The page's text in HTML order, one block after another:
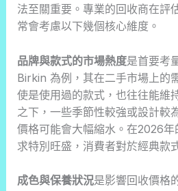
法至關重要。專業的回收商在評
常會考慮以下幾個核心維度。
品牌與款式的市場熱度是首要考
Birkin 為例，其在二手市場上的
使是使用過的款式，也往往能維
之下，一些季節性較強或設計較
價格可能會大幅縮水。在2026年
求特別旺盛，消費者對於經典款
成色與保養狀況是影響回收價格